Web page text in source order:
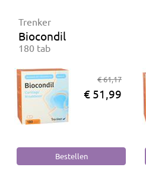
Trenker
Biocondil
180 tab
€ 61,17
€ 51,99